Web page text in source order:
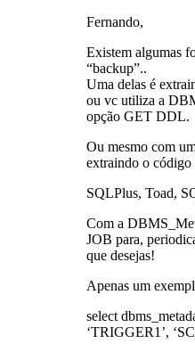
Fernando,
Existem algumas
“backup”..
Uma delas é
ou vc utiliza a
opção GET DDL.
Ou mesmo com
extraindo o código
SQLPlus, Toad,
Com a
JOB para,
que desejas!
Apenas um
select
‘TRIGGER1’,